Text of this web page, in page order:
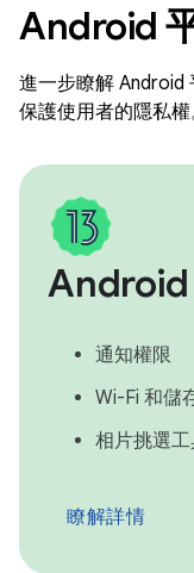
Android
進一步瞭解 Android
保護使用者的隱私權
Android
通知權限
Wi-Fi 和儲
相片挑選
瞭解詳情